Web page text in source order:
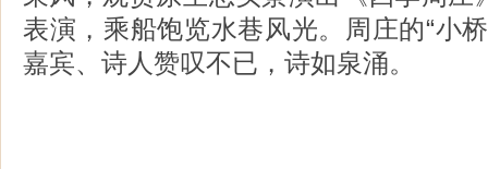
表演，乘船饱览水巷风光。周庄的“小
嘉宾、诗人赞叹不已，诗如泉涌。